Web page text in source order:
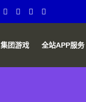
集团游戏 全站APP服务